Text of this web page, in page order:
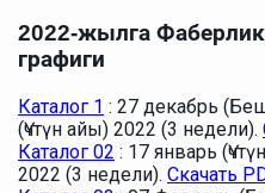
2022-жылга
графиги
Каталог 1 : 27 декабрь
(Үчтүн айы) 2022 (3 недели).
Каталог 02 : 17 январь
2022 (3 недели). Скачать